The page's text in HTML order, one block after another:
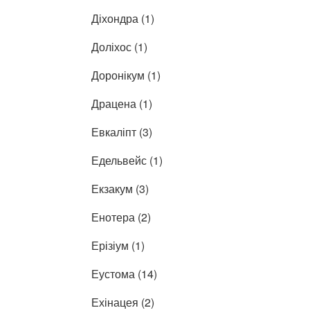
Діхондра (1)
Доліхос (1)
Доронікум (1)
Драцена (1)
Евкаліпт (3)
Едельвейс (1)
Екзакум (3)
Енотера (2)
Ерізіум (1)
Еустома (14)
Ехінацея (2)